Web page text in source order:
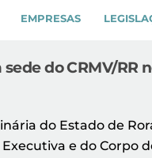
EMPRESAS
do CRMV/
do Estado de
e do Corpo